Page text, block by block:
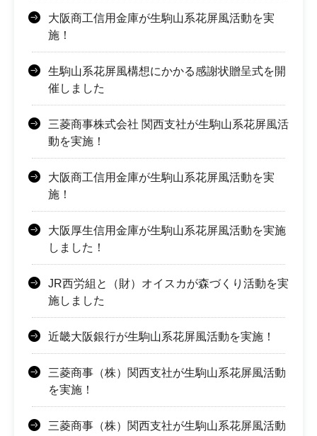
大阪商工信用金庫が生駒山系花屏風活動を実
施！
生駒山系花屏風構想にかかる感謝状贈呈式を開
催しました
三菱商事株式会社 関西支社が生駒山系花屏風活
動を実施！
大阪商工信用金庫が生駒山系花屏風活動を実
施！
大阪厚生信用金庫が生駒山系花屏風活動を実施
しました！
JR西労組と（財）オイスカが森づくり活動を実
施しました
近畿大阪銀行が生駒山系花屏風活動を実施！
三菱商事（株）関西支社が生駒山系花屏風活動
を実施！
三菱商事（株）関西支社が生駒山系花屏風活動